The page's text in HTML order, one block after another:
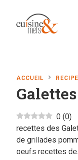
Apéritif,
ACCUEIL
0 (0)
recettes des
de grillades
oeufs recettes